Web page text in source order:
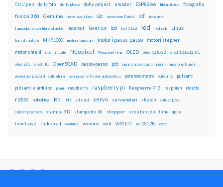
CtrlJ pen dolly foto dolly photo dolly project encoder ESP8266 fibra ottica fotografia
fusion 360 Genuino home assistant i2c iniezione fluidi IoT joystick
lampadario con fibre ottiche lasercut laser cut lcd lcd 16x2 led led rgb Linux
luci di natale MKR1000 motori bipolari motori passo-passo motori stepper
motor shield nas natale Neopixel Neopixel ring OLED oled 128x32 oled 128x32 IIC
oled i2C oled IIC OpenSCAD passo-passo pcb penna automatica penna iniezione fluidi
penna per pasta di saldatura penna per silicone automatica potenziometro pulsante pulsanti
pulsanti e arduino pwm raspberry raspberry pi Raspberry Pi 3 raspbian ricetta
robot robotica RPi rtc sd card servo servomotori sketch solder past
solder past pen stampa 3D stampante 3d stepper step to step time-lapse
timelapse tinkercad wemake wemos wifi WS2812 ws2812B xbee